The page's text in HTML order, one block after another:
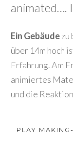
animated….
Ein Gebäudezu
über 14m hoch
Erfahrung. Am
animiertes
und die
PLAY